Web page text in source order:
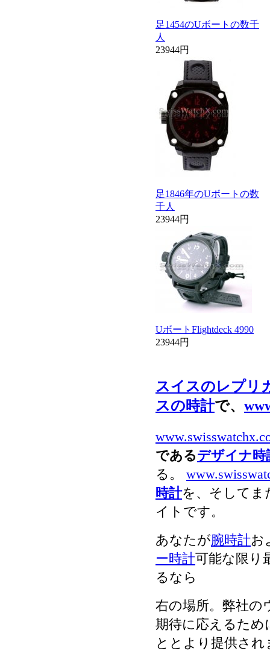
足1454のUボートの数千
人
23944円
足1846年のUボートの数
千人
23944円
UボートFlightdeck 4990
23944円
スイスのレプリ
スの時計で、
であるデザイナ時
る。
時計を、そしてま
イトです。
あなたが腕時計お
ー時計可能な限り
るなら
右の場所。弊社
期待に応えるため
ととより提供され